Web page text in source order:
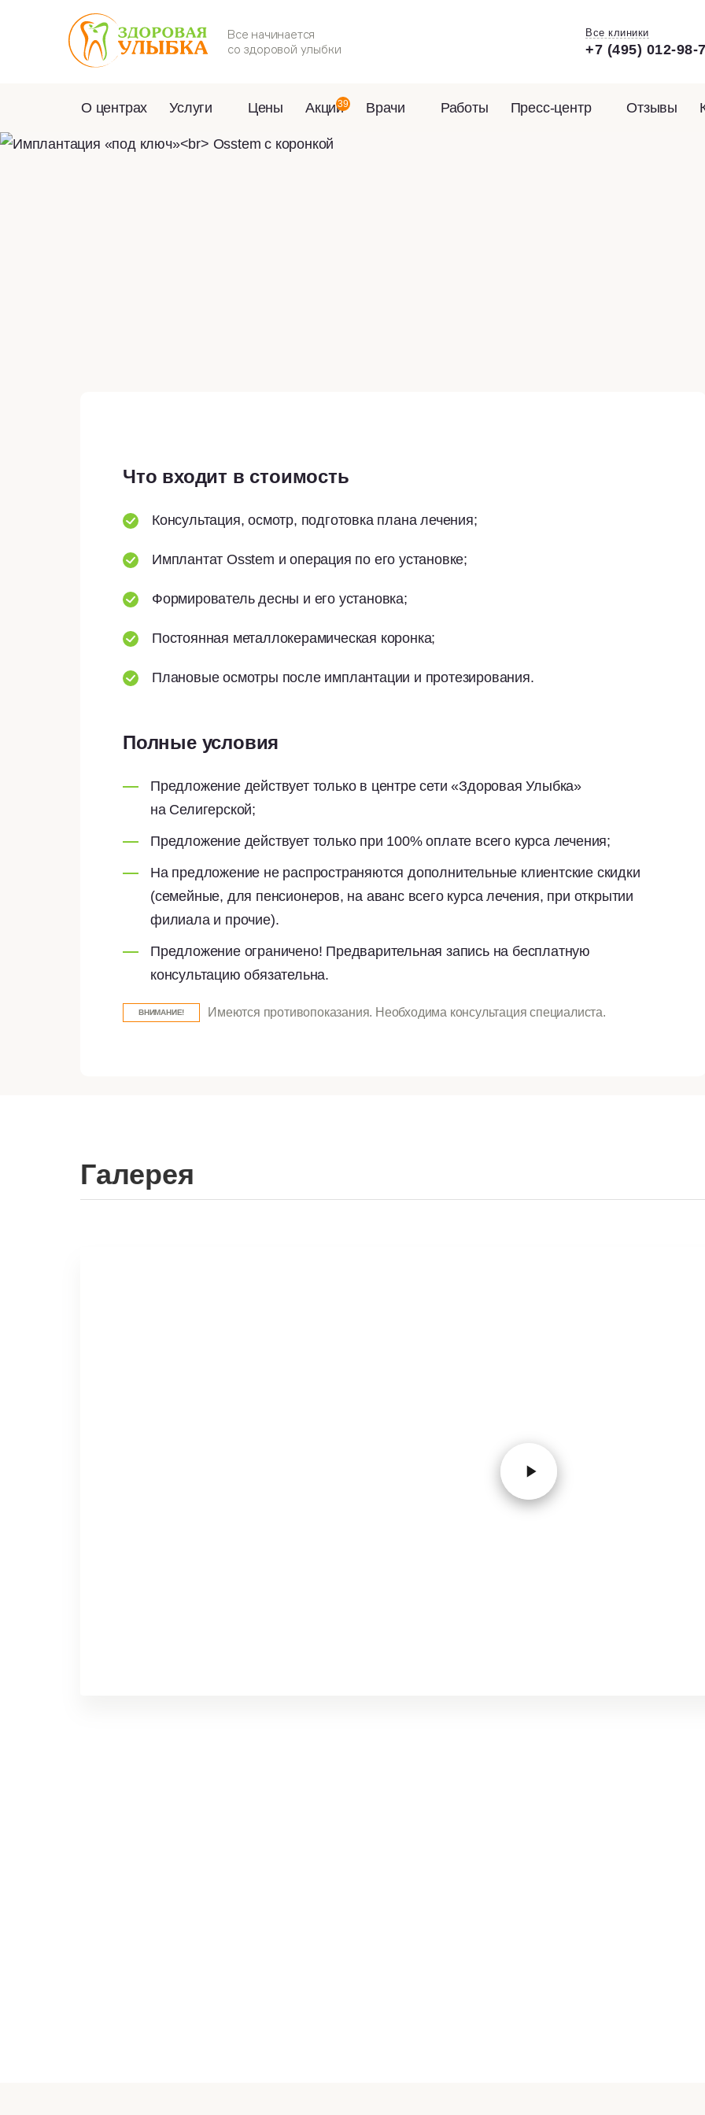
Все начинается
со здоровой улыбки
Все клиники
+7 (495) 012-98-
О центрах Услуги Цены Акции39 Врачи Работы Пресс-центр Отзывы
Что входит в стоимость
Консультация, осмотр, подготовка плана лечения;
Имплантат Osstem и операция по его установке;
Формирователь десны и его установка;
Постоянная металлокерамическая коронка;
Плановые осмотры после имплантации и протезирования.
Полные условия
Предложение действует только в центре сети «Здоровая Улыбка»
на Селигерской;
Предложение действует только при 100% оплате всего курса лечения;
На предложение не распространяются дополнительные клиентские скидки
(семейные, для пенсионеров, на аванс всего курса лечения, при открытии
филиала и прочие).
Предложение ограничено! Предварительная запись на бесплатную
консультацию обязательна.
ВНИМАНИЕ! Имеются противопоказания. Необходима консультация специалиста.
Галерея